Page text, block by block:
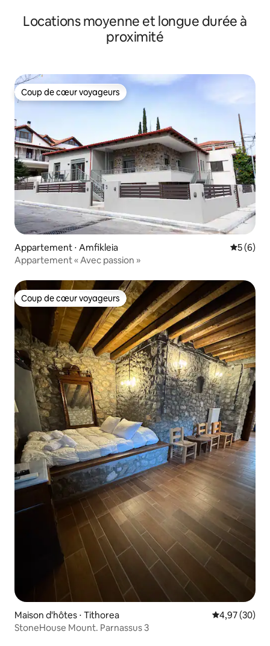
Locations moyenne et longue durée à
proximité
Coup de cœur voyageurs
Coup de cœur voyageurs
Appartement ⋅ Amfikleia
5 (6)
Appartement « Avec passion »
Coup de cœur voyageurs
Coup de cœur voyageurs
Maison d'hôtes ⋅ Tithorea Évaluation
4,97 (30)
StoneHouse Mount. Parnassus 3